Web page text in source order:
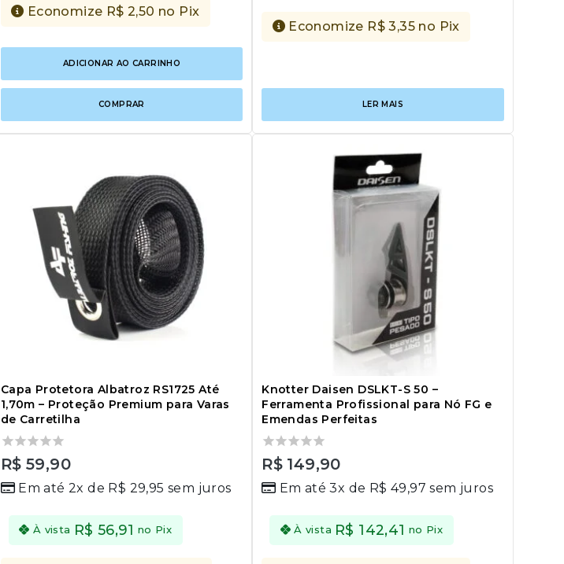
Economize R$ 2,50 no Pix
ADICIONAR AO CARRINHO
COMPRAR
Economize R$3,35no Pix
LER MAIS
Capa Protetora Albatroz RS1725 Até
1,70m – Proteção Premium para Varas
de Carretilha
0
of
R$ 59,90
Em até 2x de R$ 29,95 sem juros
À vista R$ 56,91 no Pix
Knotter Daisen DSLKT-S 50 –
Ferramenta Profissional para Nó FG e
Emendas Perfeitas
0
of
R$ 149,90
Em até 3x de R$ 49,97 sem juros
À vista R$ 142,41 no Pix